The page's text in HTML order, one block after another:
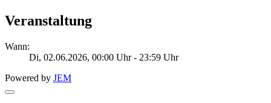
Veranstaltung
Wann:
Di, 02.06.2026, 00:00 Uhr- 23:59 Uhr
Powered by JEM